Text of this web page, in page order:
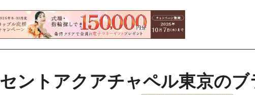
セントアクアチャペル東京の